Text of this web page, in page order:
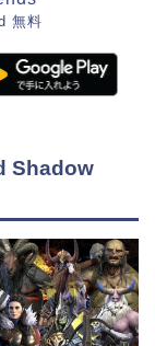
無料
Shadow